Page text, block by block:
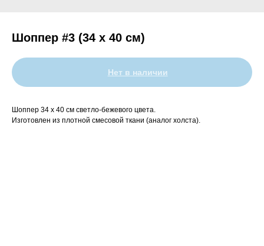
Шоппер #3 (34 х 40 см)
Нет в наличии
Шоппер 34 х 40 см светло-бежевого цвета.
Изготовлен из плотной смесовой ткани (аналог холста).